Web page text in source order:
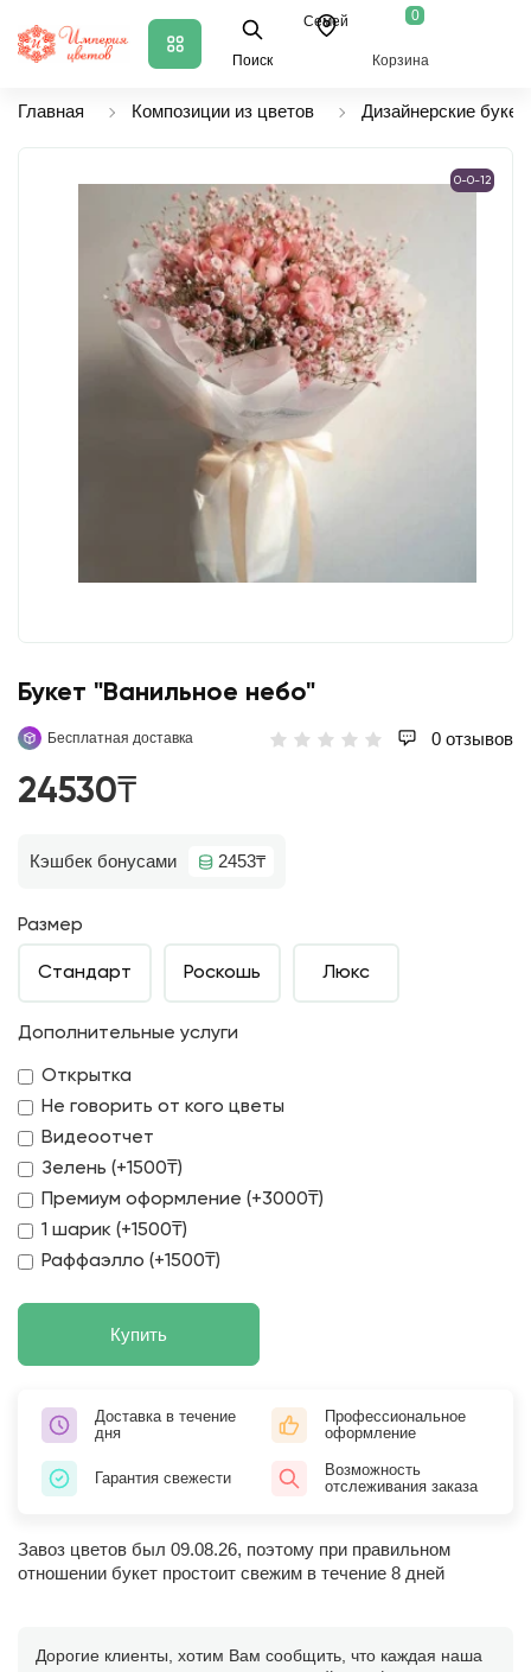
Поиск
Семей 0
Корзина
Главная Композиции из цветов Дизайнерские
0-0-12
Букет "Ванильное небо"
Бесплатная доставка 0 отзывов
24530₸
Кэшбек бонусами 2453₸
Размер
Стандарт Роскошь Люкс
Дополнительные услуги
Открытка
Не говорить от кого цветы
Видеоотчет
Зелень (+1500₸)
Премиум оформление (+3000₸)
1 шарик (+1500₸)
Раффаэлло (+1500₸)
Купить
Доставка в течение
дня
Профессиональное
оформление
Гарантия свежести
Возможность
отслеживания заказа
Завоз цветов был 09.08.26, поэтому при правильном
отношении букет простоит свежим в течение 8 дней
Дорогие клиенты, хотим Вам сообщить, что каждая наша